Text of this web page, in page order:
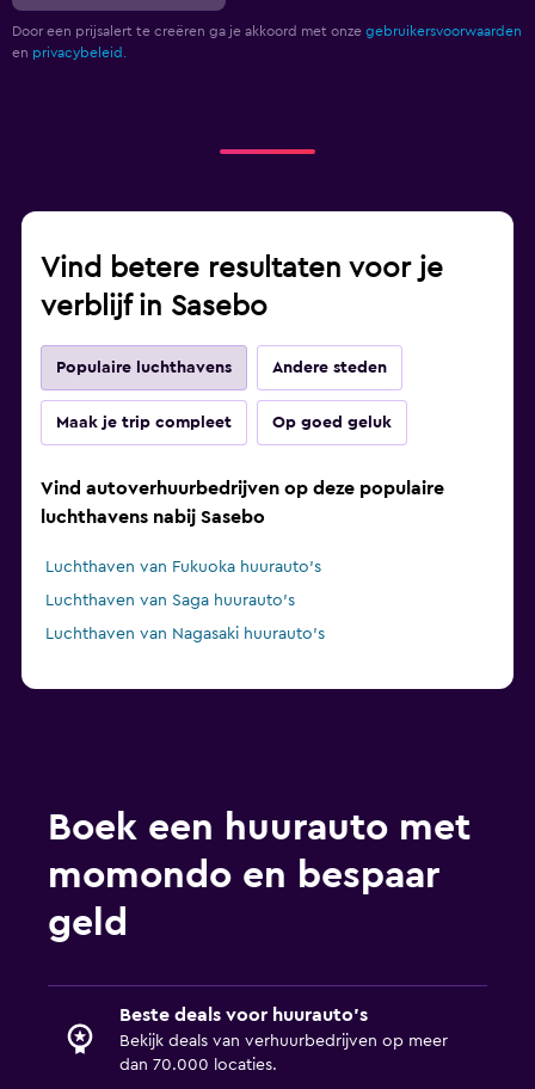
Door een prijsalert te creëren ga je akkoord met onze gebruikersvoorwaarden
en privacybeleid.
Vind betere resultaten voor je
verblijf in Sasebo
Populaire luchthavens Andere steden
Maak je trip compleet Op goed geluk
Vind autoverhuurbedrijven op deze populaire
luchthavens nabij Sasebo
Luchthaven van Fukuoka huurauto's
Luchthaven van Saga huurauto's
Luchthaven van Nagasaki huurauto's
Boek een huurauto met
momondo en bespaar
geld
Beste deals voor huurauto's
Bekijk deals van verhuurbedrijven op meer
dan 70.000 locaties.